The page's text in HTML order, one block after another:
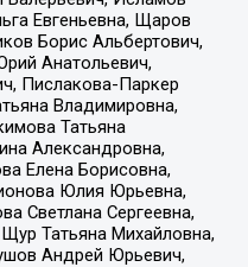
Евгеньевна, Щаров
Борис Альбертович,
Анатольевич,
Пислакова-Паркер
Владимировна,
Татьяна
Александровна,
Елена Борисовна,
Юлия Юрьевна,
Светлана Сергеевна,
Татьяна Михайловна,
Андрей Юрьевич,